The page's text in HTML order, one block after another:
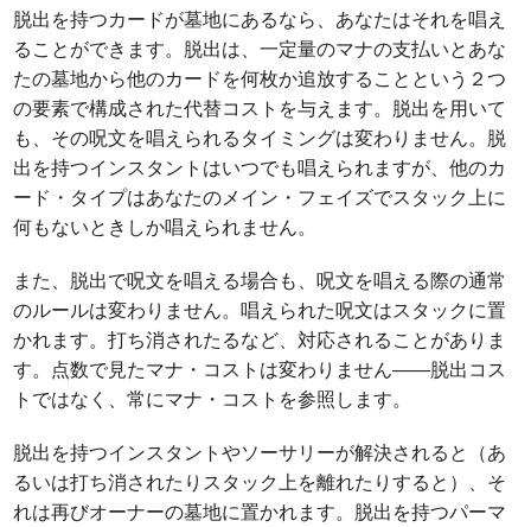
脱出を持つカードが墓地にあるなら、あなたはそれを唱え
ることができます。脱出は、一定量のマナの支払いとあな
たの墓地から他のカードを何枚か追放することという２つ
の要素で構成された代替コストを与えます。脱出を用いて
も、その呪文を唱えられるタイミングは変わりません。脱
出を持つインスタントはいつでも唱えられますが、他のカ
ード・タイプはあなたのメイン・フェイズでスタック上に
何もないときしか唱えられません。
また、脱出で呪文を唱える場合も、呪文を唱える際の通常
のルールは変わりません。唱えられた呪文はスタックに置
かれます。打ち消されたるなど、対応されることがありま
す。点数で見たマナ・コストは変わりません――脱出コス
トではなく、常にマナ・コストを参照します。
脱出を持つインスタントやソーサリーが解決されると（あ
るいは打ち消されたりスタック上を離れたりすると）、そ
れは再びオーナーの墓地に置かれます。脱出を持つパーマ